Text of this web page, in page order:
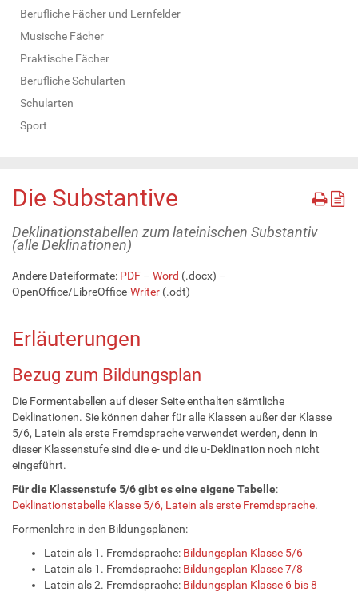
Berufliche Fächer und Lernfelder
Musische Fächer
Praktische Fächer
Berufliche Schularten
Schularten
Sport
Die Substantive
Deklinationstabellen zum lateinischen Substantiv
(alle Deklinationen)
Andere Dateiformate: PDF – Word (.docx) –
OpenOffice/LibreOffice-Writer (.odt)
Erläuterungen
Bezug zum Bildungsplan
Die Formentabellen auf dieser Seite enthalten sämtliche
Deklinationen. Sie können daher für alle Klassen außer der Klasse
5/6, Latein als erste Fremdsprache verwendet werden, denn in
dieser Klassenstufe sind die e- und die u-Deklination noch nicht
eingeführt.
Für die Klassenstufe 5/6 gibt es eine eigene Tabelle:
Deklinationstabelle Klasse 5/6, Latein als erste Fremdsprache.
Formenlehre in den Bildungsplänen:
Latein als 1. Fremdsprache: Bildungsplan Klasse 5/6
Latein als 1. Fremdsprache: Bildungsplan Klasse 7/8
Latein als 2. Fremdsprache: Bildungsplan Klasse 6 bis 8